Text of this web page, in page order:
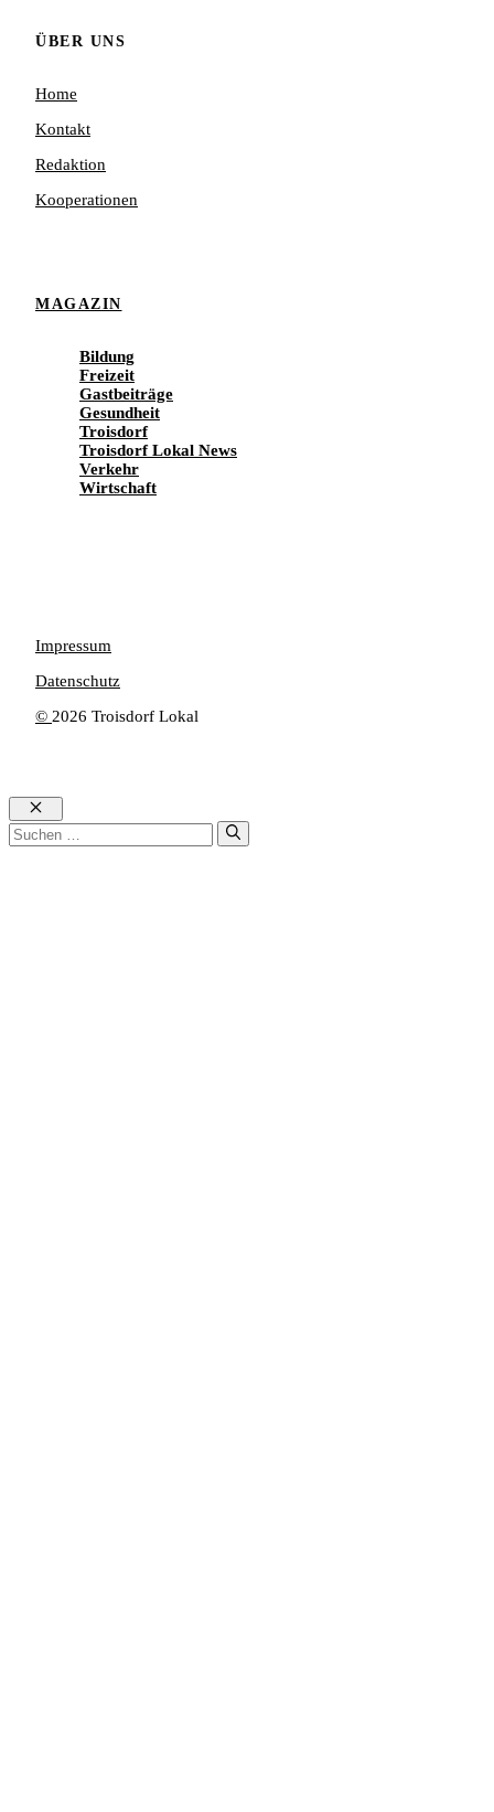
ÜBER UNS
Home
Kontakt
Redaktion
Kooperationen
MAGAZIN
Bildung
Freizeit
Gastbeiträge
Gesundheit
Troisdorf
Troisdorf Lokal News
Verkehr
Wirtschaft
© 2026 Troisdorf Lokal
Impressum
Datenschutz
Schließen
Suchen
nach: